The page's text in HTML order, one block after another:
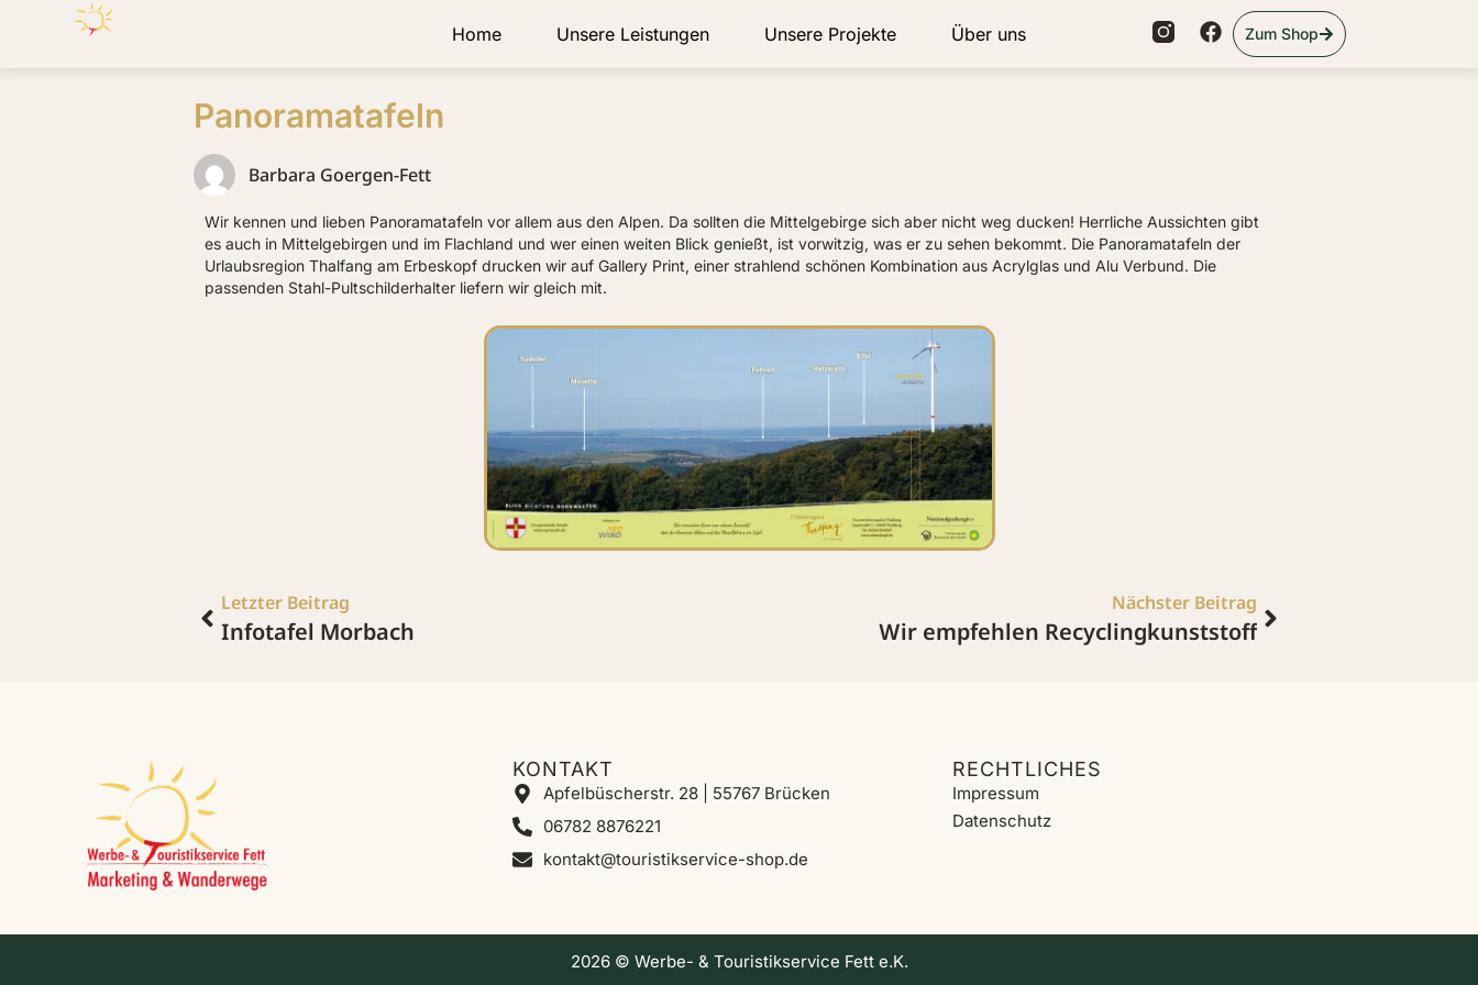
Home Unsere Leistungen Unsere Projekte Über uns Zum Shop
Panoramatafeln
Barbara Goergen-Fett
Wir kennen und lieben Panoramatafeln vor allem aus den Alpen. Da sollten die Mittelgebirge sich aber nicht weg ducken! Herrliche Aussichten gibt
es auch in Mittelgebirgen und im Flachland und wer einen weiten Blick genießt, ist vorwitzig, was er zu sehen bekommt. Die Panoramatafeln der
Urlaubsregion Thalfang am Erbeskopf drucken wir auf Gallery Print, einer strahlend schönen Kombination aus Acrylglas und Alu Verbund. Die
passenden Stahl-Pultschilderhalter liefern wir gleich mit.
Letzter Beitrag
Infotafel Morbach
Nächster Beitrag
Wir empfehlen Recyclingkunststoff
KONTAKT
Apfelbüscherstr. 28 | 55767 Brücken
06782 8876221
kontakt@touristikservice-shop.de
RECHTLICHES
Impressum
Datenschutz
2026 © Werbe- & Touristikservice Fett e.K.